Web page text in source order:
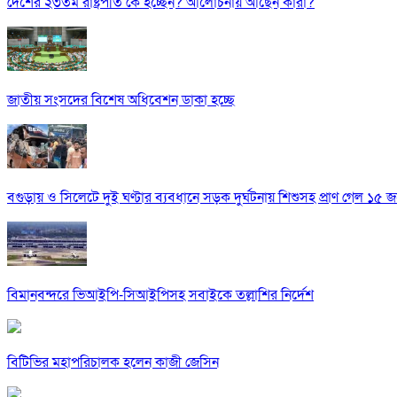
জাতীয় সংসদের বিশেষ অধিবেশন ডাকা হচ্ছে
বগুড়ায় ও সিলেটে দুই ঘণ্টার ব্যবধানে সড়ক দুর্ঘটনায় শিশুসহ প্রাণ গেল ১৫
বিমানবন্দরে ভিআইপি-সিআইপিসহ সবাইকে তল্লাশির নির্দেশ
বিটিভির মহাপরিচালক হলেন কাজী জেসিন